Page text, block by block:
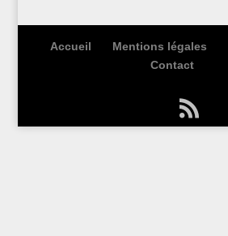
Accueil Mentions légales
Contact